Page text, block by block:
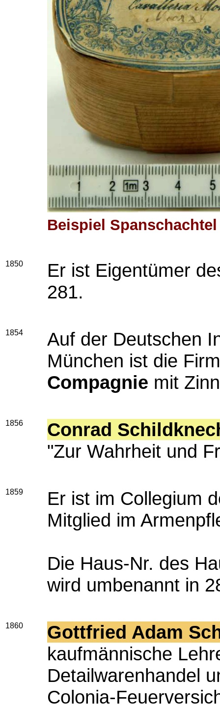
Beispiel
1850
Er ist Eigentümer
281.
1854
Auf der Deutschen
München ist die
Compagnie mit
1856
Conrad
"Zur Wahrheit und
1859
Er ist im Collegium
Mitglied im
Die Haus-Nr. des
wird umbenannt in
1860
Gottfried Adam
kaufmännische
Detailwarenhandel
Colonia-